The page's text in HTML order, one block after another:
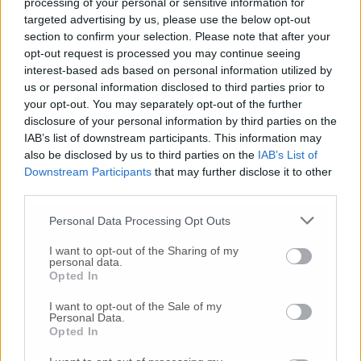
targeted advertising by us, please use the below opt-out
section to confirm your selection. Please note that after your
opt-out request is processed you may continue seeing
interest-based ads based on personal information utilized by
us or personal information disclosed to third parties prior to
your opt-out. You may separately opt-out of the further
disclosure of your personal information by third parties on the
IAB’s list of downstream participants. This information may
also be disclosed by us to third parties on the IAB’s List of
Downstream Participants that may further disclose it to other
Personal Data Processing Opt Outs
I want to opt-out of the Sharing of my
personal data.
Opted In
I want to opt-out of the Sale of my
Personal Data.
Opted In
Menzo – se non si mettono in atto delle
misure restrittive. Anche se spiacevole
bisogna essere coraggiosi e intervenire
tempestivamente perché gli effetti di una
chiusura oggi avranno efficacia dopo almeno
quindici giorni». Il timore è quello di essere
travolti da una terza ondata. Gli interventi
restrittivi messi in atto nella nostra regione
dal governatore Francesco Acquaroli per
arginare focolai, vedono la provincia di
Ancona entrata oggi in zona rossa. Una scelta
di contagi oltre il limite delle nuove linee
guida stabilite dal Comitato tecnico
scientifico. Resta alta l’attenzione anche sugli
altri territori: osservato speciale la curva
epidemiologica in crescita nella provincia di
Macerata. L’espandersi della variante inglese
indicata con la sigla B.1.1.7 è dovuta alla più